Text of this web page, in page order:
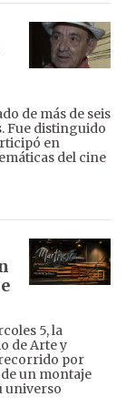
de más de seis
Fue distinguido
en
del cine
5, la
de Arte y
por
un montaje
universo